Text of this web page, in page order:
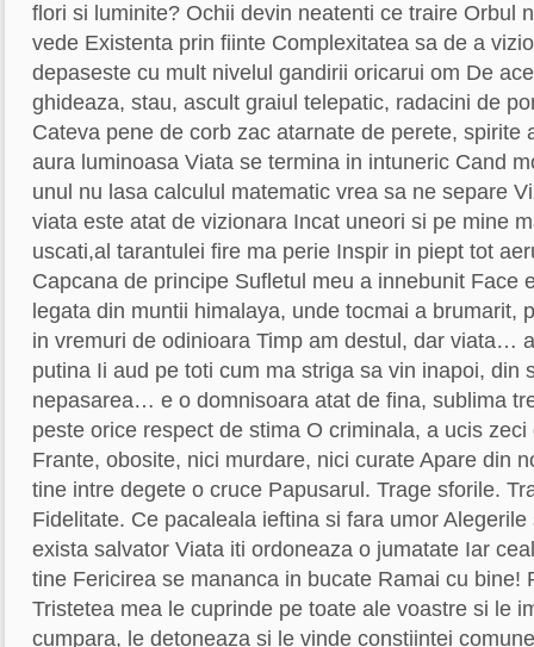
flori si luminite? Ochii devin neatenti ce traire Orbul
vede Existenta prin fiinte Complexitatea sa de a
depaseste cu mult nivelul gandirii oricarui om De
ghideaza, stau, ascult graiul telepatic, radacini de
Cateva pene de corb zac atarnate de perete, spirite
aura luminoasa Viata se termina in intuneric Cand
unul nu lasa calculul matematic vrea sa ne separe
viata este atat de vizionara Incat uneori si pe mine
uscati,al tarantulei fire ma perie Inspir in piept tot
Capcana de principe Sufletul meu a innebunit Face
legata din muntii himalaya, unde tocmai a brumarit,
in vremuri de odinioara Timp am destul, dar viata…
putina Ii aud pe toti cum ma striga sa vin inapoi, din
nepasarea… e o domnisoara atat de fina, sublima
peste orice respect de stima O criminala, a ucis
Frante, obosite, nici murdare, nici curate Apare din
tine intre degete o cruce Papusarul. Trage sforile.
Fidelitate. Ce pacaleala ieftina si fara umor
exista salvator Viata iti ordoneaza o jumatate Iar
tine Fericirea se mananca in bucate Ramai cu bine!
Tristetea mea le cuprinde pe toate ale voastre si le
cumpara, le detoneaza si le vinde constiintei